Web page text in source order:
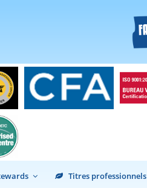
Titres professionnels